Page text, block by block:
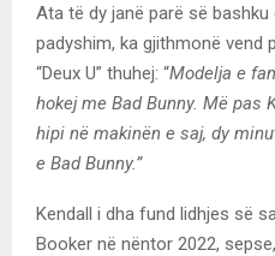
Ata të dy janë parë së
padyshim, ka gjithmonë vend
“Deux U” thuhej: “Modelja e
hokej me Bad Bunny. Më pas
hipi në makinën e saj, dy
e Bad Bunny.”
Kendall i dha fund lidhjes së
Booker në nëntor 2022,